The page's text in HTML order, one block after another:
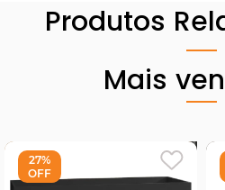
Produtos
Mais
27%
OFF